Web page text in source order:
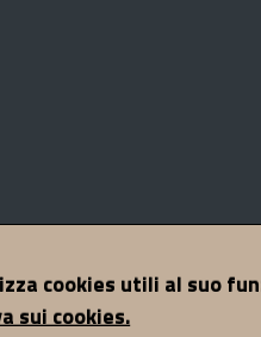
cookies utili al suo
sui cookies.